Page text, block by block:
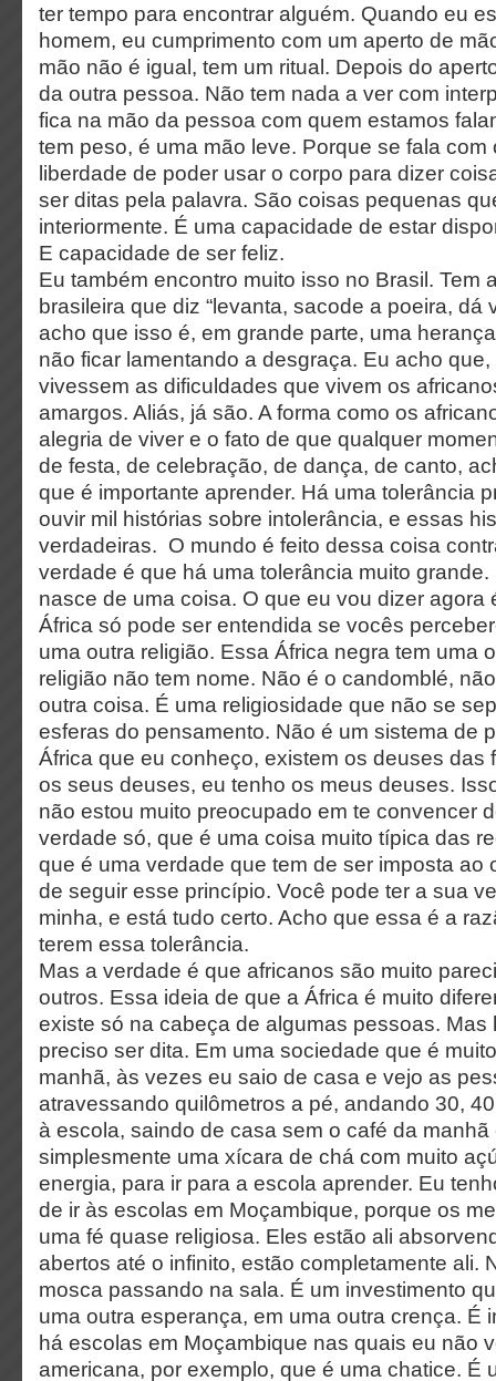
ter tempo para encontrar alguém. Quando eu
homem, eu cumprimento com um aperto de
mão não é igual, tem um ritual. Depois do
da outra pessoa. Não tem nada a ver com
fica na mão da pessoa com quem estamos
tem peso, é uma mão leve. Porque se fala com
liberdade de poder usar o corpo para dizer
ser ditas pela palavra. São coisas pequenas
interiormente. É uma capacidade de estar
E capacidade de ser feliz.
Eu também encontro muito isso no Brasil. Tem
brasileira que diz “levanta, sacode a poeira, dá
acho que isso é, em grande parte, uma
não ficar lamentando a desgraça. Eu acho
vivessem as dificuldades que vivem os
amargos. Aliás, já são. A forma como os
alegria de viver e o fato de que qualquer
de festa, de celebração, de dança, de canto,
que é importante aprender. Há uma tolerância
ouvir mil histórias sobre intolerância, e essas
verdadeiras. O mundo é feito dessa coisa
verdade é que há uma tolerância muito
nasce de uma coisa. O que eu vou dizer agora
África só pode ser entendida se vocês
uma outra religião. Essa África negra tem uma
religião não tem nome. Não é o candomblé,
outra coisa. É uma religiosidade que não se
esferas do pensamento. Não é um sistema de
África que eu conheço, existem os deuses das
os seus deuses, eu tenho os meus deuses.
não estou muito preocupado em te convencer
verdade só, que é uma coisa muito típica das
que é uma verdade que tem de ser imposta ao
de seguir esse princípio. Você pode ter a sua
minha, e está tudo certo. Acho que essa é a
terem essa tolerância.
Mas a verdade é que africanos são muito
outros. Essa ideia de que a África é muito
existe só na cabeça de algumas pessoas. Mas
preciso ser dita. Em uma sociedade que é
manhã, às vezes eu saio de casa e vejo as
atravessando quilômetros a pé, andando 30,
à escola, saindo de casa sem o café da manhã
simplesmente uma xícara de chá com muito
energia, para ir para a escola aprender. Eu
de ir às escolas em Moçambique, porque os
uma fé quase religiosa. Eles estão ali
abertos até o infinito, estão completamente ali.
mosca passando na sala. É um investimento
uma outra esperança, em uma outra crença. É
há escolas em Moçambique nas quais eu não
americana, por exemplo, que é uma chatice. É